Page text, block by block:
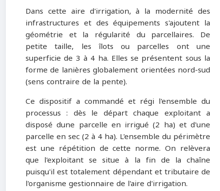
Dans cette aire d'irrigation, à la modernité des
infrastructures et des équipements s'ajoutent la
géométrie et la régularité du parcellaires. De
petite taille, les îlots ou parcelles ont une
superficie de 3 à 4 ha. Elles se présentent sous la
forme de lanières globalement orientées nord-sud
(sens contraire de la pente).
Ce dispositif a commandé et régi l'ensemble du
processus : dès le départ chaque exploitant a
disposé dune parcelle en irrigué (2 ha) et d'une
parcelle en sec (2 à 4 ha). L'ensemble du périmètre
est une répétition de cette norme. On relèvera
que l'exploitant se situe à la fin de la chaîne
puisqu'il est totalement dépendant et tributaire de
l'organisme gestionnaire de l'aire d'irrigation.